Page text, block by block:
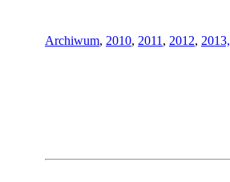
Archiwum, 2010, 2011 , 2012, 2013,